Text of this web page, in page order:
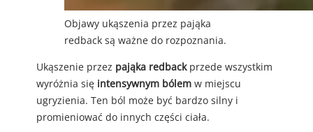
Objawy ukąszenia przez pająka
redback są ważne do rozpoznania.
Ukąszenie przez pająka redbackprzede wszystkim
wyróżnia się intensywnym bólem w miejscu
ugryzienia. Ten ból może być bardzo silny i
promieniować do innych części ciała.